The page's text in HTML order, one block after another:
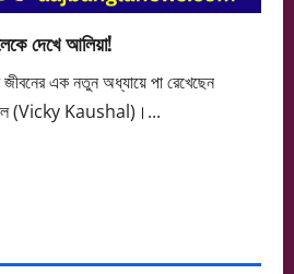
দেখে আলিয়া!
জীবনের এক নতুন অধ্যায়ে পা রেখেছেন
(Vicky Kaushal)।...